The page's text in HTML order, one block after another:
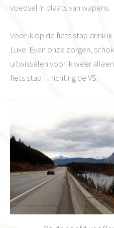
voedsel in plaats van wapens.
Voor ik op de fiets stap drink
Luke. Even onze zorgen,
uitwisselen voor ik weer
fiets stap… richting de VS.